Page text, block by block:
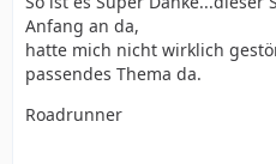
Anfang an da,
hatte mich nicht wirklich
passendes Thema da.
Roadrunner